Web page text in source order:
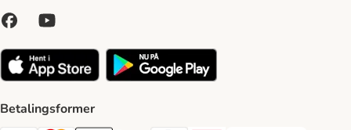
Betalingsformer